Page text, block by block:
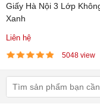
Giấy Hà Nội 3 Lớp
Xanh
Liên hệ
5048 view